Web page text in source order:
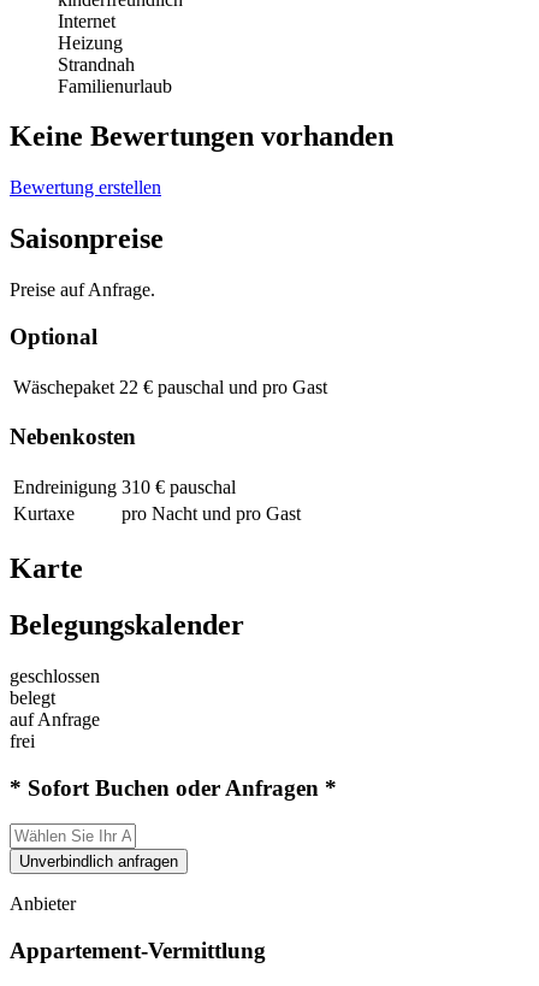
Internet
Heizung
Strandnah
Familienurlaub
Keine Bewertungen vorhanden
Bewertung erstellen
Saisonpreise
Preise auf Anfrage.
Optional
Wäschepaket 22 € pauschal und pro Gast
Nebenkosten
Endreinigung 310 € pauschal
Kurtaxe
pro Nacht und pro Gast
Karte
Belegungskalender
geschlossen
belegt
auf Anfrage
frei
* Sofort Buchen oder Anfragen *
Unverbindlich anfragen
Anbieter
Appartement-Vermittlung